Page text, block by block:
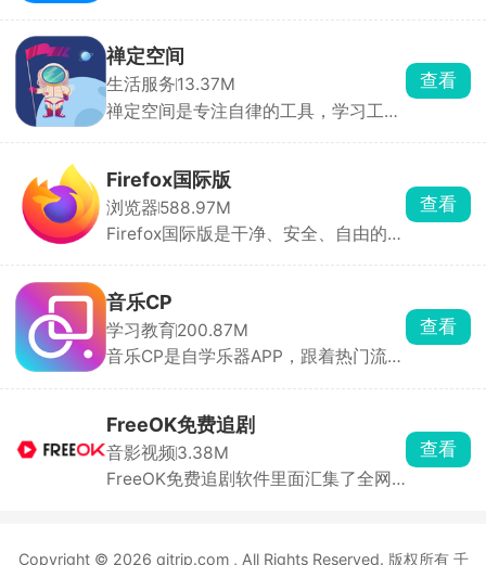
艺、动漫、纪录片全都有，播放支持多
条线路切换，家里网络卡顿可以切换
源，清晰度从标清到蓝光自由选。
禅定空间
生活服务13.37M
禅定空间是专注自律的工具，学习工作
不开，弹窗通知全部屏蔽，想刷抖音、
打游戏完全没机会。后台完整记录每日
专注时长、玩手机时长、锁机次数，用
图表直观看见时间花在哪，方便复盘调
查看
Firefox国际版
浏览器588.97M
Firefox国际版是干净、安全、自由的浏
器、跨设备同步，密码自动保存填充。
能装广告拦截等插件，自定义主题和布
局。
查看
音乐CP
学习教育200.87M
音乐CP是自学乐器APP，跟着热门流行
循序渐进练，零基础也能稳步上手，不
用硬啃枯燥乐理教材。全网热门流行曲
持续更新，还有音乐社区，能看其他新
手的练琴作品，互相交流打卡，一个人
查看
FreeOK免费追剧
音影视频3.38M
FreeOK免费追剧软件里面汇集了全网
查看
Copyright © 2026 qjtrip.com , All Rights Reserved. 版权所有 千